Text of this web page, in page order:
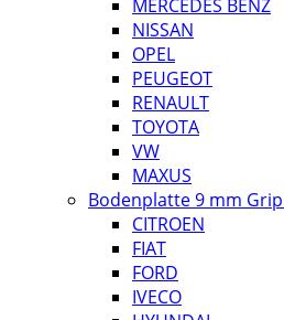
MERCEDES BENZ
NISSAN
OPEL
PEUGEOT
RENAULT
TOYOTA
VW
MAXUS
Bodenplatte 9 mm
CITROEN
FIAT
FORD
IVECO